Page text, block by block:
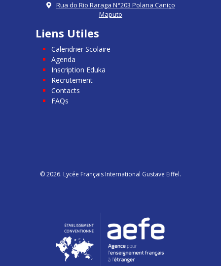
Rua do Rio Raraga N°203 Polana Caniço
Maputo
Liens Utiles
Calendrier Scolaire
Agenda
Inscription Eduka
Recrutement
Contacts
FAQs
© 2026. Lycée Français International Gustave Eiffel.